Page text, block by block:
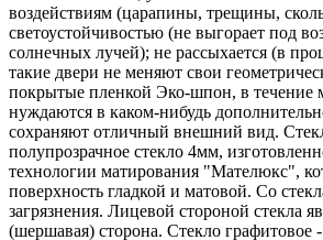
воздействиям (царапины, трещины,
светоустойчивостью (не выгорает под
солнечных лучей); не рассыхается (в
такие двери не меняют свои
покрытые пленкой Эко-шпон, в течение
нуждаются в каком-нибудь
сохраняют отличный внешний вид.
полупрозрачное стекло 4мм,
технологии матирования "Мателюкс",
поверхность гладкой и матовой. Со
загрязнения. Лицевой стороной стекла
(шершавая) сторона. Стекло графитовое